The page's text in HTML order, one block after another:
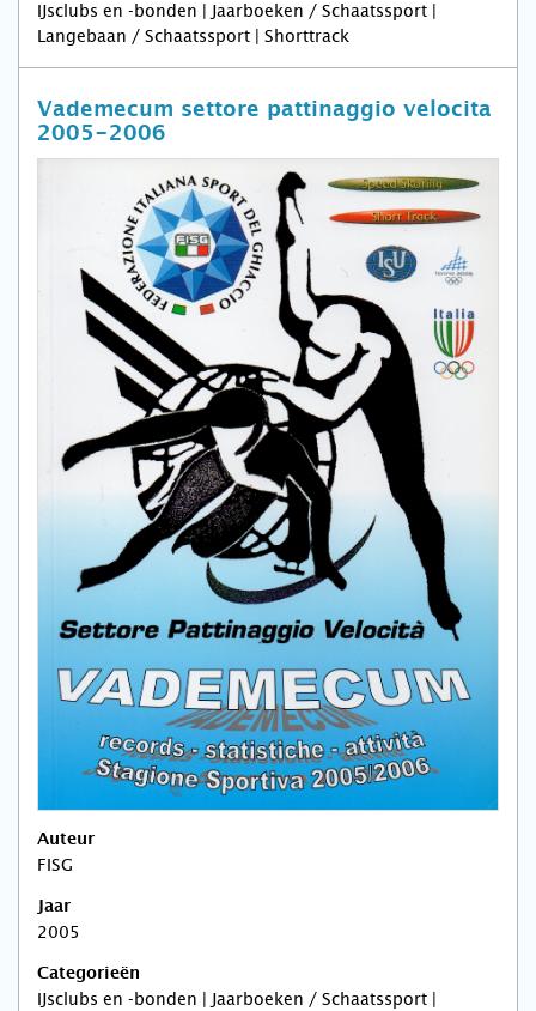
IJsclubs en -bonden | Jaarboeken / Schaatssport |
Langebaan / Schaatssport | Shorttrack
Vademecum settore pattinaggio velocita
2005-2006
Auteur
FISG
Jaar
2005
Categorieën
IJsclubs en -bonden | Jaarboeken / Schaatssport |